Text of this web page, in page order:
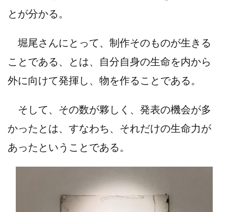
とが分かる。
堀尾さんにとって、制作そのものが生きる
ことである、とは、自分自身の生命を内から
外に向けて発揮し、物を作ることである。
そして、その数が夥しく、発表の機会が多
かったとは、すなわち、それだけの生命力が
あったということである。